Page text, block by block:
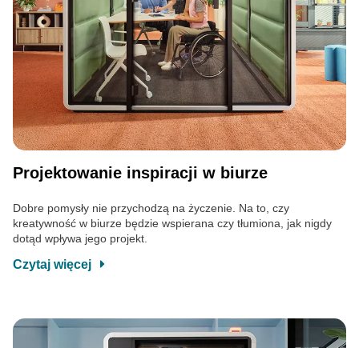
Projektowanie inspiracji w biurze
Dobre pomysły nie przychodzą na życzenie. Na to, czy
kreatywność w biurze będzie wspierana czy tłumiona, jak nigdy
dotąd wpływa jego projekt.
Czytaj więcej